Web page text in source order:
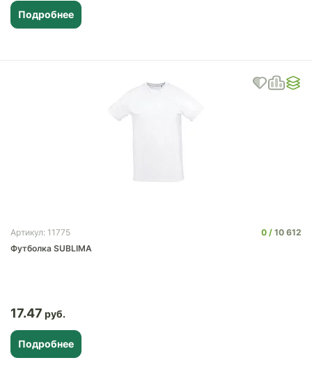
Подробнее
Артикул: 11775 0
10 612
Футболка SUBLIMA
17.47
Подробнее